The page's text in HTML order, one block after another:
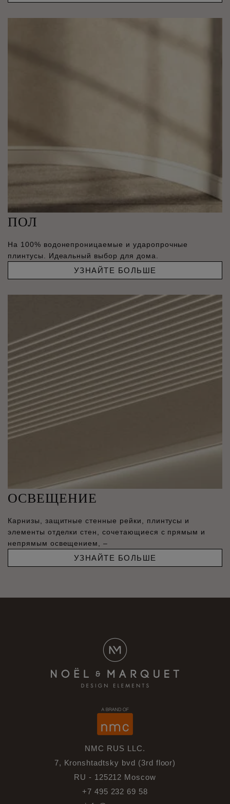
ПОЛ
На 100% водонепроницаемые и ударопрочные
плинтусы. Идеальный выбор для дома.
УЗНАЙТЕ БОЛЬШЕ
ОСВЕЩЕНИЕ
Карнизы, защитные стенные рейки, плинтусы и
элементы отделки стен, сочетающиеся с прямым и
непрямым освещением, –
УЗНАЙТЕ БОЛЬШЕ
NMC RUS LLC.
7, Kronshtadtsky bvd (3rd floor)
RU - 125212 Moscow
+7 495 232 69 58